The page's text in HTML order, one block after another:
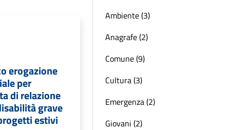
erogazione
per
di relazione
grave
estivi
Ambiente (3)
Anagrafe (2)
Comune (9)
Cultura (3)
Emergenza (2)
Giovani (2)